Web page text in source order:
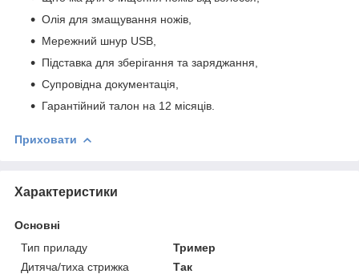
Олія для змащування ножів,
Мережний шнур USB,
Підставка для зберігання та заряджання,
Супровідна документація,
Гарантійний талон на 12 місяців.
Приховати
Характеристики
Основні
Тип приладу
Тример
Дитяча/тиха стрижка
Так